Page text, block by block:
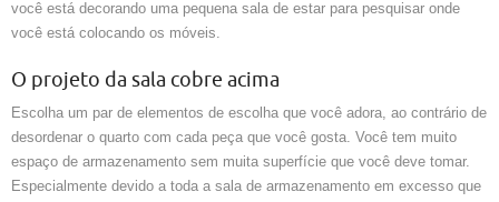
você está decorando uma pequena sala de estar para pesquisar onde
você está colocando os móveis.
O projeto da sala cobre acima
Escolha um par de elementos de escolha que você adora, ao contrário de
desordenar o quarto com cada peça que você gosta. Você tem muito
espaço de armazenamento sem muita superfície que você deve tomar.
Especialmente devido a toda a sala de armazenamento em excesso que